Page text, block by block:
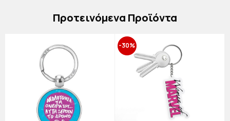
Πρoτεινόμενα Προϊόντα
-30%